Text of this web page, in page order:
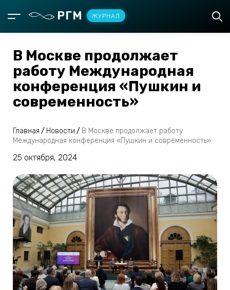
РГМ ЖУРНАЛ
В Москве продолжает
работу Международная
конференция «Пушкин и
современность»
Главная / Новости / В Москве продолжает работу
Международная конференция «Пушкин и современность»
25 октября, 2024